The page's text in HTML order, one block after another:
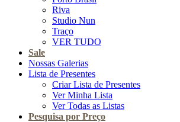
Riva
Studio Nun
Traço
VER TUDO
Sale
Nossas Galerias
Lista de Presentes
Criar Lista de Presentes
Ver Minha Lista
Ver Todas as Listas
Pesquisa por Preço